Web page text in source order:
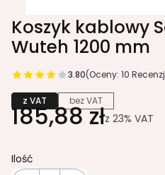
Koszyk kablowy
Wuteh 1200 mm
3.80(Oceny: 10
z VAT bez VAT
185,88 złz 23% VAT
Ilość